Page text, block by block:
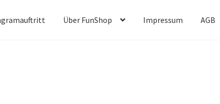
Über FunShop Impressum AGB